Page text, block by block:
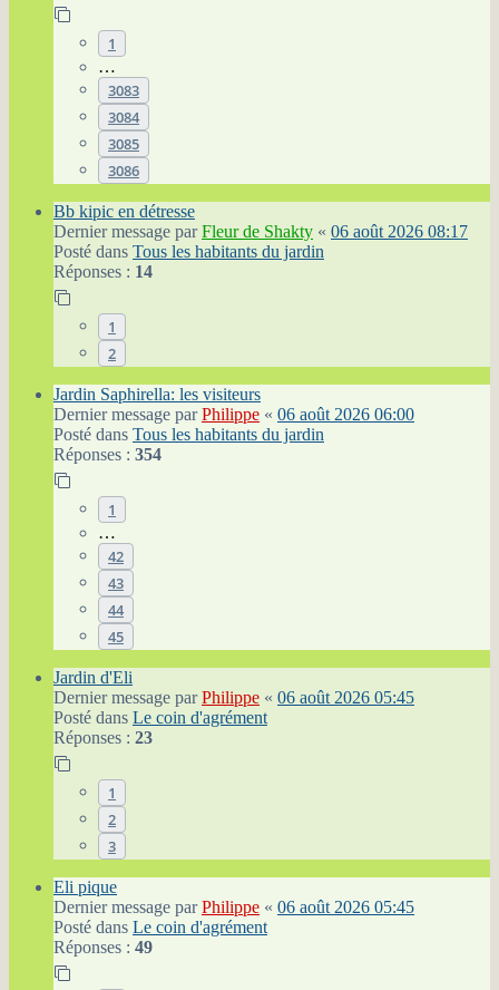
1
…
3083
3084
3085
3086
Bb kipic en détresse
Dernier message parFleur de Shakty « 06 août 2026 08:17
Posté dans Tous les habitants du jardin
Réponses : 14
1
2
Jardin Saphirella: les visiteurs
Dernier message parPhilippe « 06 août 2026 06:00
Posté dans Tous les habitants du jardin
Réponses : 354
1
…
42
43
44
45
Jardin d'Eli
Dernier message parPhilippe « 06 août 2026 05:45
Posté dans Le coin d'agrément
Réponses : 23
1
2
3
Eli pique
Dernier message parPhilippe « 06 août 2026 05:45
Posté dans Le coin d'agrément
Réponses : 49